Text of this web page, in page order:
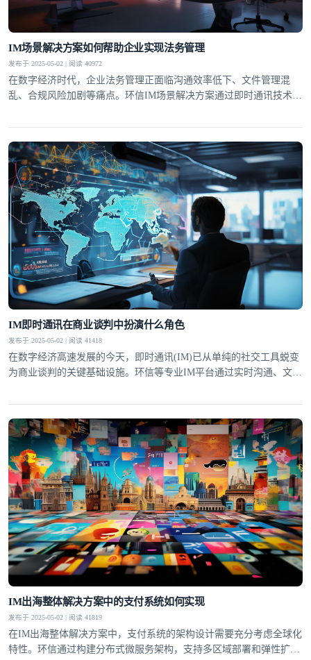
IM场景解决方案如何帮助企业实现法务管理
发布于 2025-05-02 | 阅读 40972
在数字经济时代，企业法务管理正面临沟通效率低下、文件管理混
乱、合规风险加剧等痛点。环信IM场景解决方案通过即时通讯技术重
理。这种基于即时通讯的协同模式，不仅提升了法务响应速度，更通
过结构化数据沉淀构建了企业法律知识库，为合规经营提供智能支
撑。合同全生命周期管理环信IM解决方案将合同管
IM即时通讯在商业谈判中扮演什么角色
发布于 2025-05-02 | 阅读 41418
在数字经济高速发展的今天，即时通讯(IM)已从单纯的社交工具蜕变
为商业谈判的关键基础设施。环信等专业IM平台通过实时沟通、文件
变革不仅体现在谈判节奏的加快，更深刻改变了商业协作的模式与决
策机制。提升谈判效率IM即时通讯最显著的价值在于大幅压缩了传统
商业谈判的时间成本。通过环信平台，谈判双方可以突破
IM出海整体解决方案中的支付系统如何实现
发布于 2025-05-02 | 阅读 41819
在IM出海整体解决方案中，支付系统的架构设计需要充分考虑全球化
特性。环信通过构建分布式微服务架构，支持多区域部署和弹性扩
我已阅读并同意通讯云服务条款 通讯云隐私政策
不了，谢谢
登录即时通讯云
登录客服云